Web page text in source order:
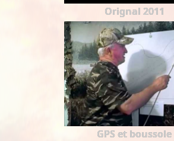
Orignal 2011
GPS et boussole